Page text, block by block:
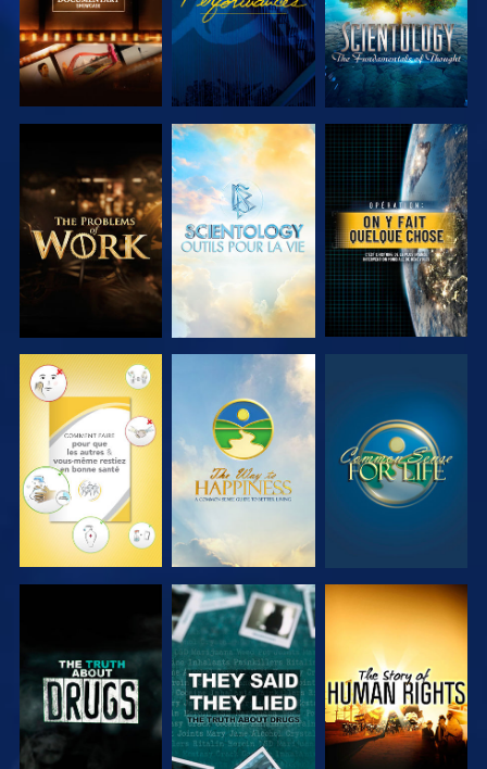
DÉCOUVRIR
LES SÉRIES
DÉCOUVRIR
LES SÉRIES
REGARDER
REGARDER REGARDER REGARDER
REGARDER REGARDER